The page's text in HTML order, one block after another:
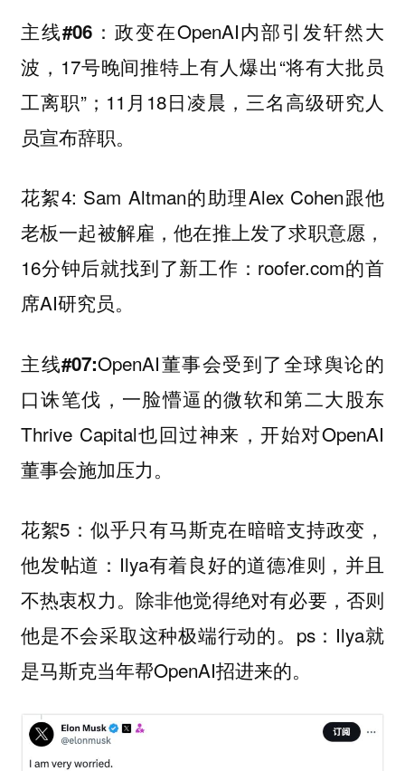
主线#06： 政变在OpenAI内部引发轩然大
波，17号晚间推特上有人爆出“将有大批员
工离职”；11月18日凌晨，三名高级研究人
员宣布辞职。
花絮4: Sam Altman的助理Alex Cohen跟他
老板一起被解雇，他在推上发了求职意愿，
16分钟后就找到了新工作：roofer.com的首
席AI研究员。
主线#07:OpenAI董事会受到了全球舆论的
口诛笔伐，一脸懵逼的微软和第二大股东
Thrive Capital也回过神来，开始对OpenAI
董事会施加压力。
花絮5：似乎只有马斯克在暗暗支持政变，
他发帖道：Ilya有着良好的道德准则，并且
不热衷权力。除非他觉得绝对有必要，否则
他是不会采取这种极端行动的。ps：Ilya就
是马斯克当年帮OpenAI招进来的。